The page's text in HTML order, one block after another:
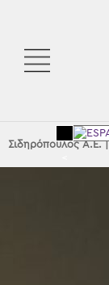
Σιδηρόπουλος Α.Ε.